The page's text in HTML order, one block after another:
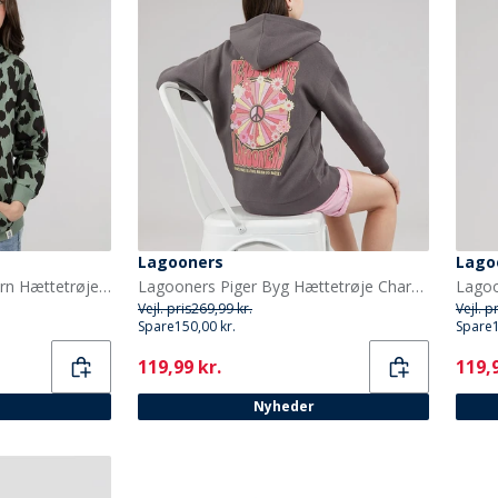
Lagooners Piger Hawthorn Hættetrøje Green Bay
Lagooners
Lagooners Piger Byg Hættetrøje Charcoal
Vejl. pris269,99 kr.
Spare150,00 kr.
Current
119,99 kr.
Nyheder
Vejl.
Spare